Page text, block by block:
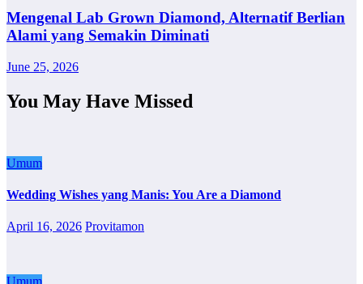
Mengenal Lab Grown Diamond, Alternatif Berlian
Alami yang Semakin Diminati
June 25, 2026
You May Have Missed
Umum
Wedding Wishes yang Manis: You Are a Diamond
April 16, 2026 Provitamon